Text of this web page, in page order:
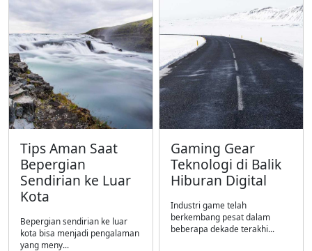
Tips Aman Saat
Bepergian
Sendirian ke Luar
Kota
Bepergian sendirian ke luar
kota bisa menjadi pengalaman
yang meny...
Gaming Gear
Teknologi di Balik
Hiburan Digital
Industri game telah
berkembang pesat dalam
beberapa dekade terakhi...